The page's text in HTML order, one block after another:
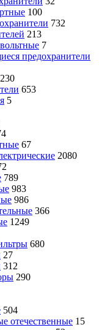
100
732
213
7
предохранители
230
653
5
67
2080
789
983
986
366
1249
680
27
312
290
504
отечественные 15